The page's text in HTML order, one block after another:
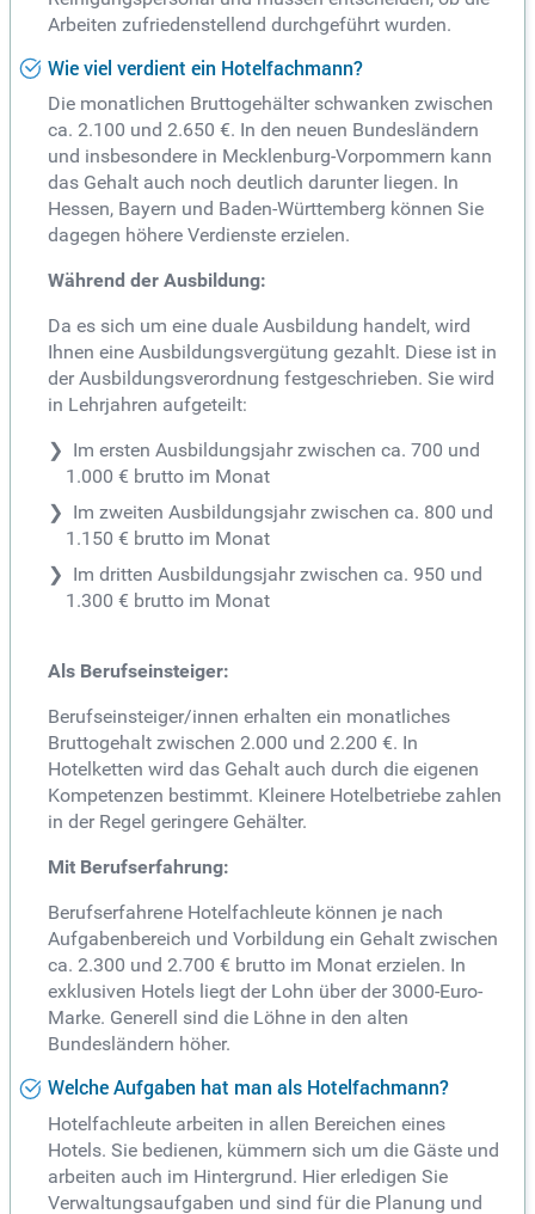
Arbeiten zufriedenstellend durchgeführt wurden.
Wie viel verdient ein Hotelfachmann?
Die monatlichen Bruttogehälter schwanken zwischen
ca. 2.100 und 2.650 €. In den neuen Bundesländern
und insbesondere in Mecklenburg-Vorpommern kann
das Gehalt auch noch deutlich darunter liegen. In
Hessen, Bayern und Baden-Württemberg können Sie
dagegen höhere Verdienste erzielen.
Während der Ausbildung:
Da es sich um eine duale Ausbildung handelt, wird
Ihnen eine Ausbildungsvergütung gezahlt. Diese ist in
der Ausbildungsverordnung festgeschrieben. Sie wird
in Lehrjahren aufgeteilt:
Im ersten Ausbildungsjahr zwischen ca. 700 und
1.000 € brutto im Monat
Im zweiten Ausbildungsjahr zwischen ca. 800 und
1.150 € brutto im Monat
Im dritten Ausbildungsjahr zwischen ca. 950 und
1.300 € brutto im Monat
Als Berufseinsteiger:
Berufseinsteiger/innen erhalten ein monatliches
Bruttogehalt zwischen 2.000 und 2.200 €. In
Hotelketten wird das Gehalt auch durch die eigenen
Kompetenzen bestimmt. Kleinere Hotelbetriebe zahlen
in der Regel geringere Gehälter.
Mit Berufserfahrung:
Berufserfahrene Hotelfachleute können je nach
Aufgabenbereich und Vorbildung ein Gehalt zwischen
ca. 2.300 und 2.700 € brutto im Monat erzielen. In
exklusiven Hotels liegt der Lohn über der 3000-Euro-
Marke. Generell sind die Löhne in den alten
Bundesländern höher.
Welche Aufgaben hat man als Hotelfachmann?
Hotelfachleute arbeiten in allen Bereichen eines
Hotels. Sie bedienen, kümmern sich um die Gäste und
arbeiten auch im Hintergrund. Hier erledigen Sie
Verwaltungsaufgaben und sind für die Planung und